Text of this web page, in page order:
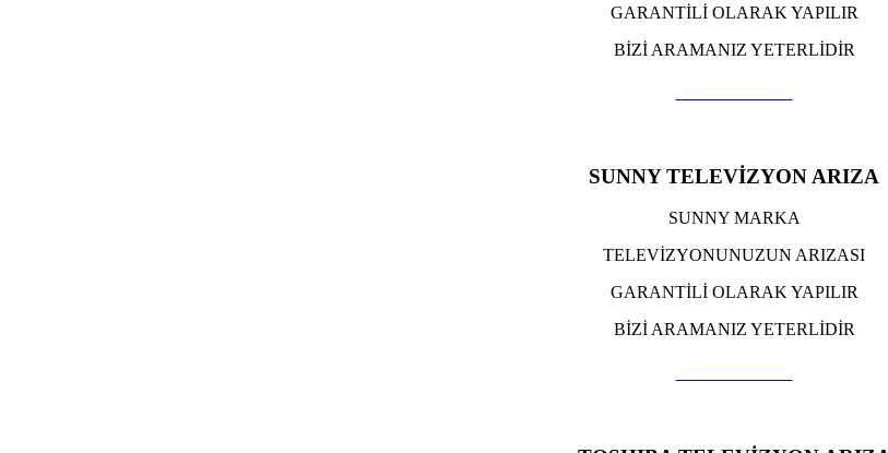
GARANTİLİ OLARAK YAPILIR
BİZİ ARAMANIZ YETERLİDİR
SUNNY TELEVİZYON ARIZA
SUNNY MARKA
TELEVİZYONUNUZUN ARIZASI
GARANTİLİ OLARAK YAPILIR
BİZİ ARAMANIZ YETERLİDİR